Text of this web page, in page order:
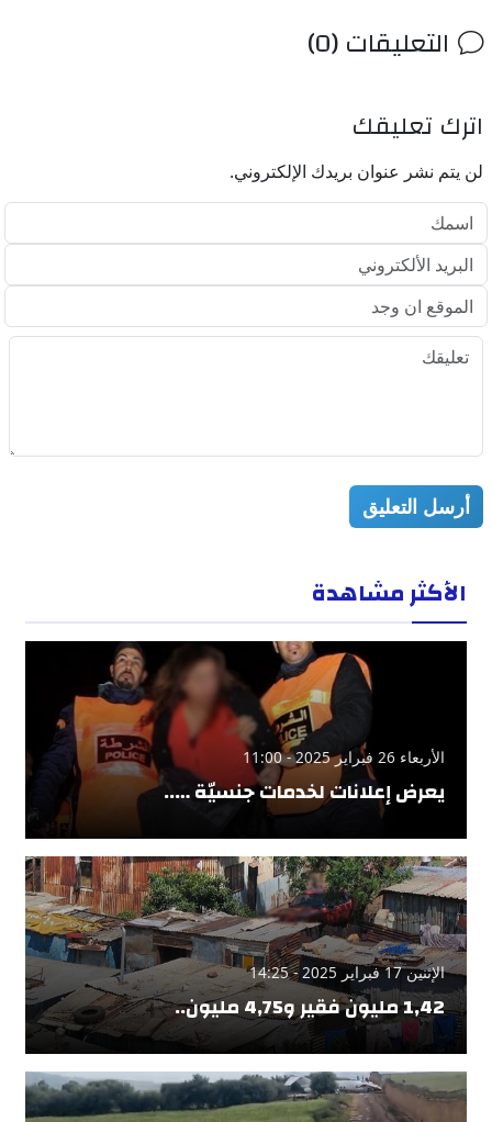
التعليقات (0)
اترك تعليقك
لن يتم نشر عنوان بريدك الإلكتروني.
أرسل التعليق
الأكثر مشاهدة
الأربعاء 26 فبراير 2025 - 11:00
يعرض إعلانات لخدمات جنسيّة …..
الإثنين 17 فبراير 2025 - 14:25
1,42 مليون فقير و4,75 مليون..